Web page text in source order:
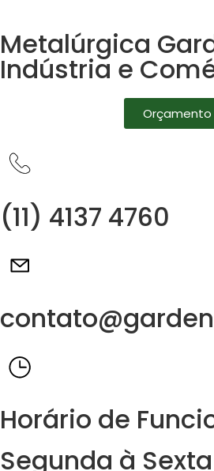
Metalúrgica
Indústria e
Orçamento
(11) 4137 4760
Horário de
Segunda à